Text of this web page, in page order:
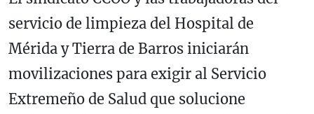
servicio de limpieza del Hospital de
Mérida y Tierra de Barros iniciarán
movilizaciones para exigir al Servicio
Extremeño de Salud que solucione